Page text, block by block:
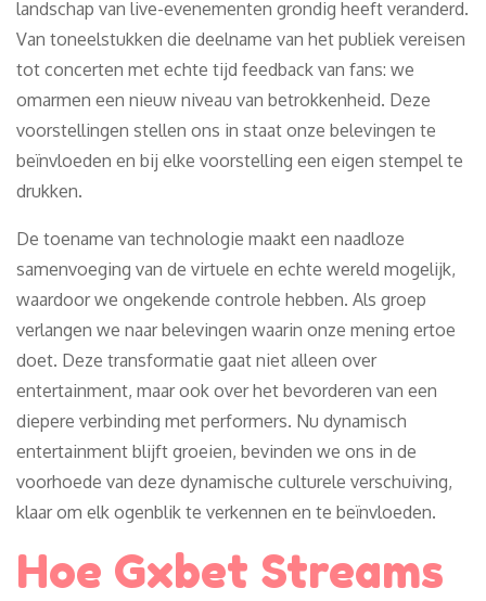
landschap van live-evenementen grondig heeft veranderd.
Van toneelstukken die deelname van het publiek vereisen
tot concerten met echte tijd feedback van fans: we
omarmen een nieuw niveau van betrokkenheid. Deze
voorstellingen stellen ons in staat onze belevingen te
beïnvloeden en bij elke voorstelling een eigen stempel te
drukken.
De toename van technologie maakt een naadloze
samenvoeging van de virtuele en echte wereld mogelijk,
waardoor we ongekende controle hebben. Als groep
verlangen we naar belevingen waarin onze mening ertoe
doet. Deze transformatie gaat niet alleen over
entertainment, maar ook over het bevorderen van een
diepere verbinding met performers. Nu dynamisch
entertainment blijft groeien, bevinden we ons in de
voorhoede van deze dynamische culturele verschuiving,
klaar om elk ogenblik te verkennen en te beïnvloeden.
Hoe Gxbet Streams